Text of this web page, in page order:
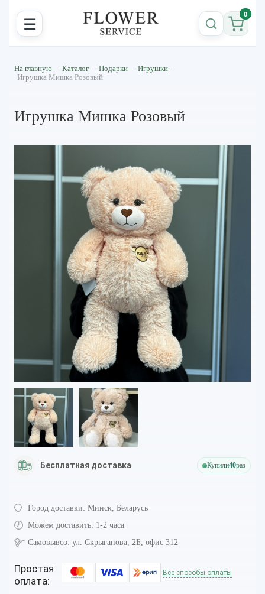
☰ 0
На главную - Каталог - Подарки - Игрушки -
Игрушка Мишка Розовый
Игрушка Мишка Розовый
Бесплатная доставка Купили40раз
Город доставки: Минск, Беларусь
Можем доставить: 1-2 часа
Самовывоз: ул. Скрыганова, 2Б, офис 312
Простая
оплата:
Все способы оплаты